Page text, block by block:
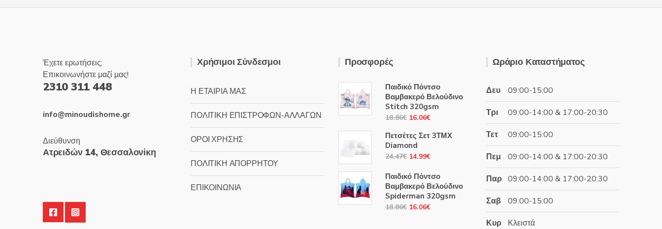
Έχετε ερωτήσεις;
Επικοινωνήστε μαζί μας!
2310 311 448
info@minoudishome.gr
Διεύθυνση
Ατρειδών 14, Θεσσαλονίκη
Χρήσιμοι Σύνδεσμοι
Η ΕΤΑΙΡΙΑ ΜΑΣ
ΠΟΛΙΤΙΚΗ ΕΠΙΣΤΡΟΦΩΝ-ΑΛΛΑΓΩΝ
ΟΡΟΙ ΧΡΗΣΗΣ
ΠΟΛΙΤΙΚΗ ΑΠΟΡΡΗΤΟΥ
ΕΠΙΚΟΙΝΩΝΙΑ
Προσφορές
Παιδικό Πόντσο
Βαμβακερό Βελούδινο
Stitch 320gsm
18.86€ Original
was:
18.86€.
16.06€Η
τιμή
είναι:
Πετσέτες Σετ 3ΤΜΧ
Diamond
24.47€ Original
was:
24.47€.
14.99€Η
τιμή
είναι:
14.99€.
Παιδικό Πόντσο
Βαμβακερό Βελούδινο
Spiderman 320gsm
18.86€ Original
16.06€Η
Ωράριο Καταστήματος
Δευ 09:00-15:00
Τρι 09:00-14:00 & 17:00-20:30
Τετ 09:00-15:00
Πεμ 09:00-14:00 & 17:00-20:30
Παρ 09:00-14:00 & 17:00-20:30
Σαβ 09:00-15:00
Κυρ Κλειστά